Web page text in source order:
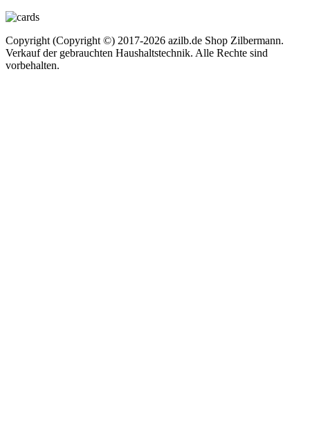
Copyright (Copyright ©) 2017-2026 azilb.de Shop Zilbermann.
Verkauf der gebrauchten Haushaltstechnik. Alle Rechte sind
vorbehalten.